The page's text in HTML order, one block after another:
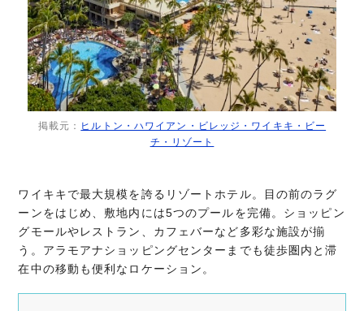
掲載元： ヒルトン・ハワイアン・ビレッジ・ワイキキ・ビー
チ・リゾート
ワイキキで最大規模を誇るリゾートホテル。目の前のラグ
ーンをはじめ、敷地内には5つのプールを完備。ショッピン
グモールやレストラン、カフェバーなど多彩な施設が揃
う。アラモアナショッピングセンターまでも徒歩圏内と滞
在中の移動も便利なロケーション。